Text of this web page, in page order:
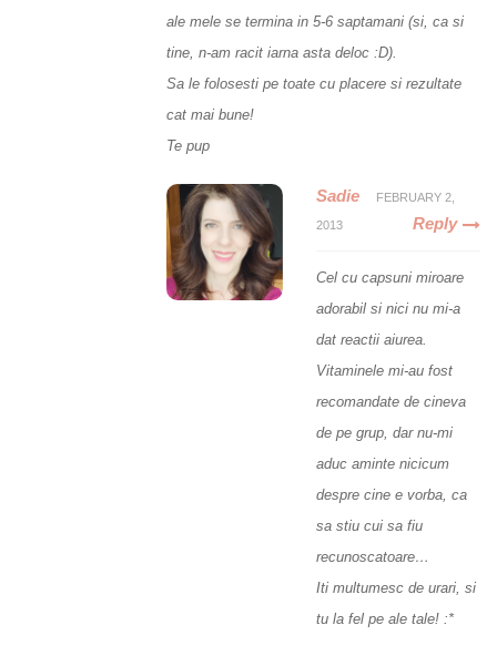
ale mele se termina in 5-6 saptamani (si, ca si
tine, n-am racit iarna asta deloc :D).
Sa le folosesti pe toate cu placere si rezultate
cat mai bune!
Te pup
Sadie FEBRUARY 2,
2013 Reply
Cel cu capsuni miroare
adorabil si nici nu mi-a
dat reactii aiurea.
Vitaminele mi-au fost
recomandate de cineva
de pe grup, dar nu-mi
aduc aminte nicicum
despre cine e vorba, ca
sa stiu cui sa fiu
recunoscatoare…
Iti multumesc de urari, si
tu la fel pe ale tale! :*